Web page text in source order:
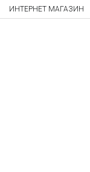
ИНТЕРНЕТ МАГАЗИН